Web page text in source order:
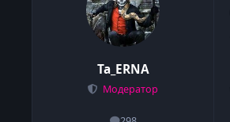
Ta_ERNA
Модератор